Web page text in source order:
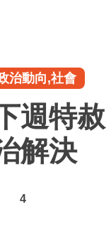
治動向,社會
週特
解決
4